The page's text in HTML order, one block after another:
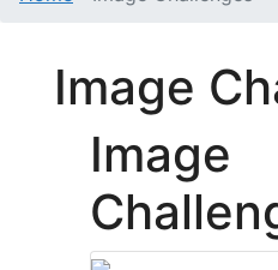
Image
Image